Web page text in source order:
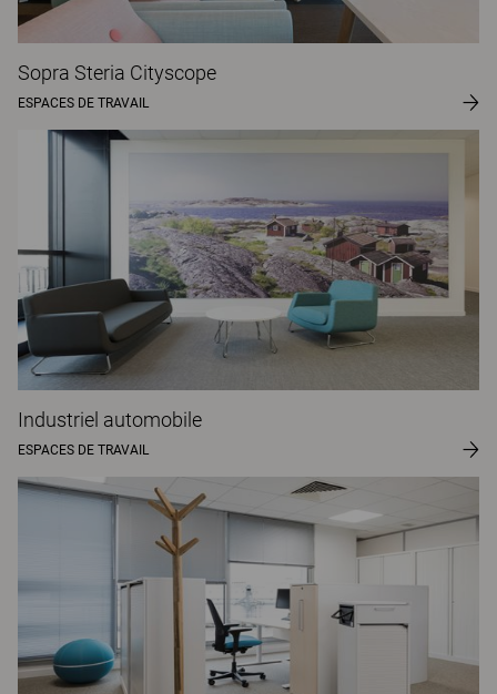
Sopra Steria Cityscope
ESPACES DE TRAVAIL
Industriel automobile
ESPACES DE TRAVAIL